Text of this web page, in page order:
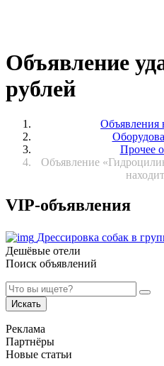
Объявление
рублей
Объявления
Прочее
Объявление
VIP-объявления
Дрессировка собак в
Дешёвые отели
Поиск объявлений
Искать
Реклама
Партнёры
Новые статьи